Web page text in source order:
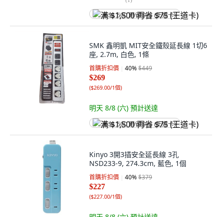
满 $1,500 再省 $75 (王道卡)
SMK 鑫明凱 MIT安全鐵殼延長線 1切6
座, 2.7m, 白色, 1條
首購折扣價 40%$449
$269
($269.00/1個)
明天 8/8 (六) 預計送達
满 $1,500 再省 $75 (王道卡)
Kinyo 3開3插安全延長線 3孔
NSD233-9, 274.3cm, 藍色, 1個
首購折扣價 40%$379
$227
($227.00/1個)